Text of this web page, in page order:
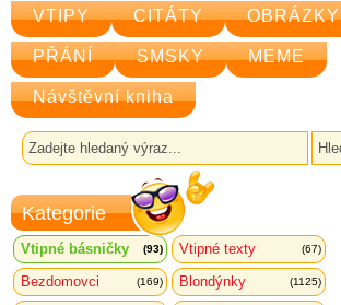
VTIPY CITÁTY OBRÁZKY
PŘÁNÍ SMSKY MEME
Návštěvní kniha
Kategorie
Vtipné básničky (93) Vtipné texty (67)
Bezdomovci (169) Blondýnky (1125)